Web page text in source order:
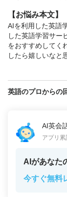
【お悩み本文】
AIを利用した英語
した英語学習サー
をおすすめしてく
したら嬉しいなと
英語のプロからの
AI英会
アプリ累
AIがあなた
今すぐ無料